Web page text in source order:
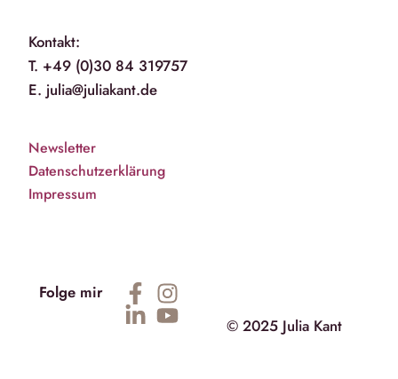
Kontakt:
T. +49 (0)30 84 319757
E. julia@juliakant.de
Newsletter
Datenschutzerklärung
Impressum
Folge mir
© 2025 Julia Kant